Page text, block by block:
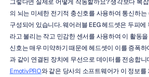
그렇다면 실제로 어떻게 작동할까요? 생각보다 복
의 뇌는 미세한 전기적 충신호를 사용하여 통신하
구성되어 있습니다. 웨어러블 EEG 헤드셋은 두피에
라고 불리는 작고 민감한 센서를 사용하여 이 활동
신호는 매우 미약하기 때문에 헤드셋이 이를 증폭
EmotivPRO와 같은 당사의 소프트웨어가 이 정보를